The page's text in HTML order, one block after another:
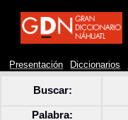
Presentación Diccionarios
Buscar:
Palabra: